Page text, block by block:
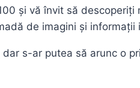
și vă învit să
de imagini și informații
s-ar putea să arunc o